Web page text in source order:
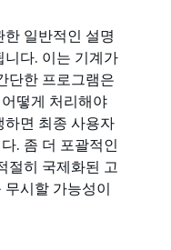
일반적인 설명
다. 이는 기계가
단한 프로그램은
떻게 처리해야
하면 최종 사용자
. 좀 더 포괄적인
절히 국제화된 고
시할 가능성이